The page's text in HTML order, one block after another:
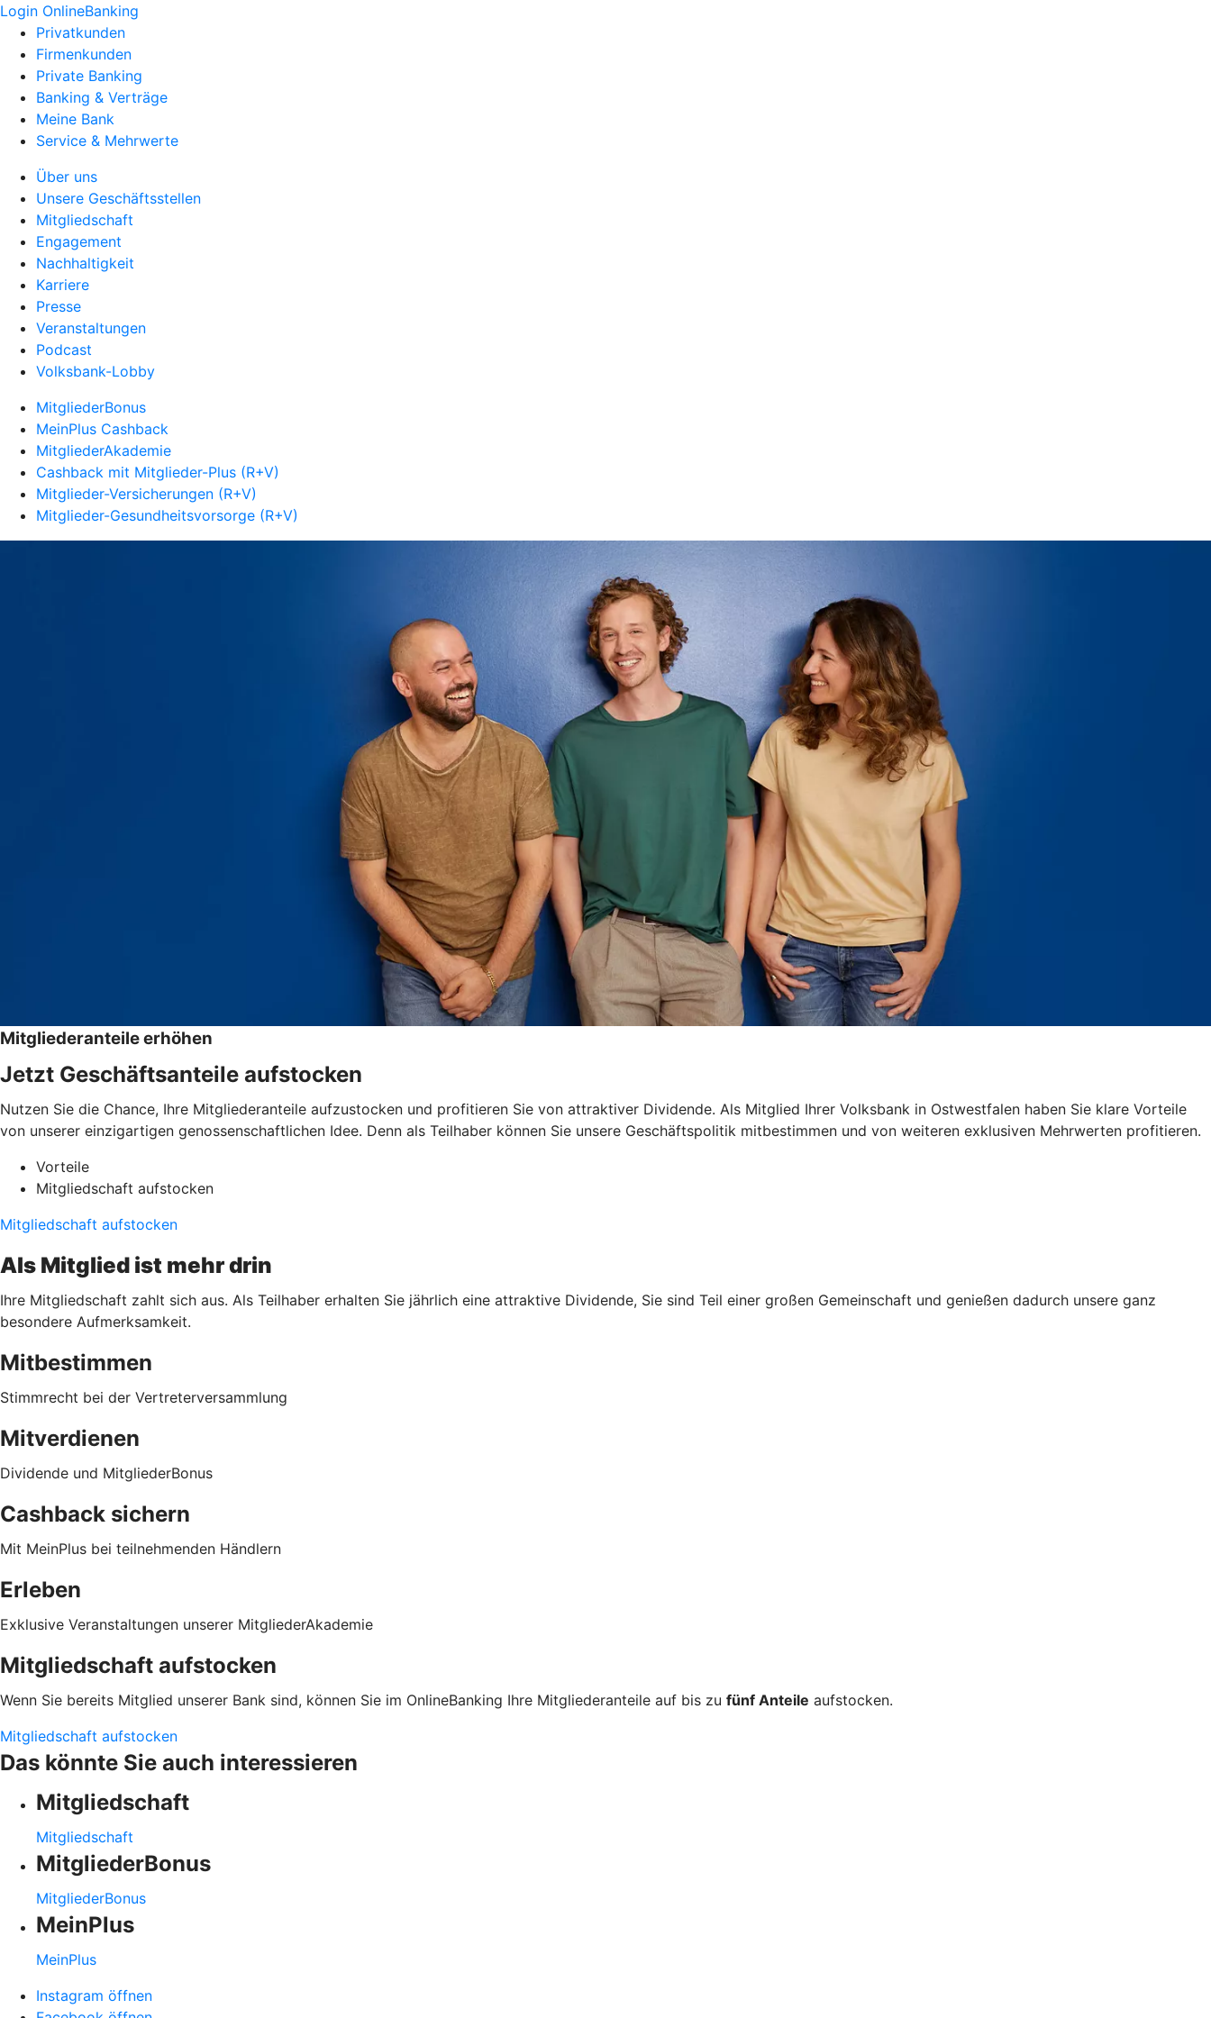
Login OnlineBanking
Privatkunden
Firmenkunden
Private Banking
Banking & Verträge
Meine Bank
Service & Mehrwerte
Über uns
Unsere Geschäftsstellen
Mitgliedschaft
Engagement
Nachhaltigkeit
Karriere
Presse
Veranstaltungen
Podcast
Volksbank-Lobby
MitgliederBonus
MeinPlus Cashback
MitgliederAkademie
Cashback mit Mitglieder-Plus (R+V)
Mitglieder-Versicherungen (R+V)
Mitglieder-Gesundheitsvorsorge (R+V)
Mitgliederanteile erhöhen
Jetzt Geschäftsanteile aufstocken
Nutzen Sie die Chance, Ihre Mitgliederanteile aufzustocken und profitieren Sie von attraktiver Dividende. Als Mitglied Ihrer Volksbank in Ostwestfalen haben Sie klare Vorteile
von unserer einzigartigen genossenschaftlichen Idee. Denn als Teilhaber können Sie unsere Geschäftspolitik mitbestimmen und von weiteren exklusiven Mehrwerten profitieren.
Vorteile
Mitgliedschaft aufstocken
Mitgliedschaft aufstocken
Als Mitglied ist mehr drin
Ihre Mitgliedschaft zahlt sich aus. Als Teilhaber erhalten Sie jährlich eine attraktive Dividende, Sie sind Teil einer großen Gemeinschaft und genießen dadurch unsere ganz
besondere Aufmerksamkeit.
Mitbestimmen
Stimmrecht bei der Vertreterversammlung
Mitverdienen
Dividende und MitgliederBonus
Cashback sichern
Mit MeinPlus bei teilnehmenden Händlern
Erleben
Exklusive Veranstaltungen unserer MitgliederAkademie
Mitgliedschaft aufstocken
Wenn Sie bereits Mitglied unserer Bank sind, können Sie im OnlineBanking Ihre Mitgliederanteile auf bis zu fünf Anteile aufstocken.
Mitgliedschaft aufstocken
Das könnte Sie auch interessieren
Mitgliedschaft
Mitgliedschaft
MitgliederBonus
MitgliederBonus
MeinPlus
MeinPlus
Instagram öffnen